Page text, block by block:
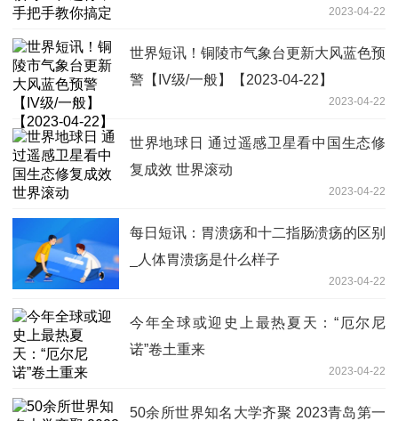
2023-04-22
世界短讯！铜陵市气象台更新大风蓝色预
警【IV级/一般】【2023-04-22】
2023-04-22
世界地球日 通过遥感卫星看中国生态修
复成效 世界滚动
2023-04-22
每日短讯：胃溃疡和十二指肠溃疡的区别
_人体胃溃疡是什么样子
2023-04-22
今年全球或迎史上最热夏天：“厄尔尼
诺”卷土重来
2023-04-22
50余所世界知名大学齐聚 2023青岛第一